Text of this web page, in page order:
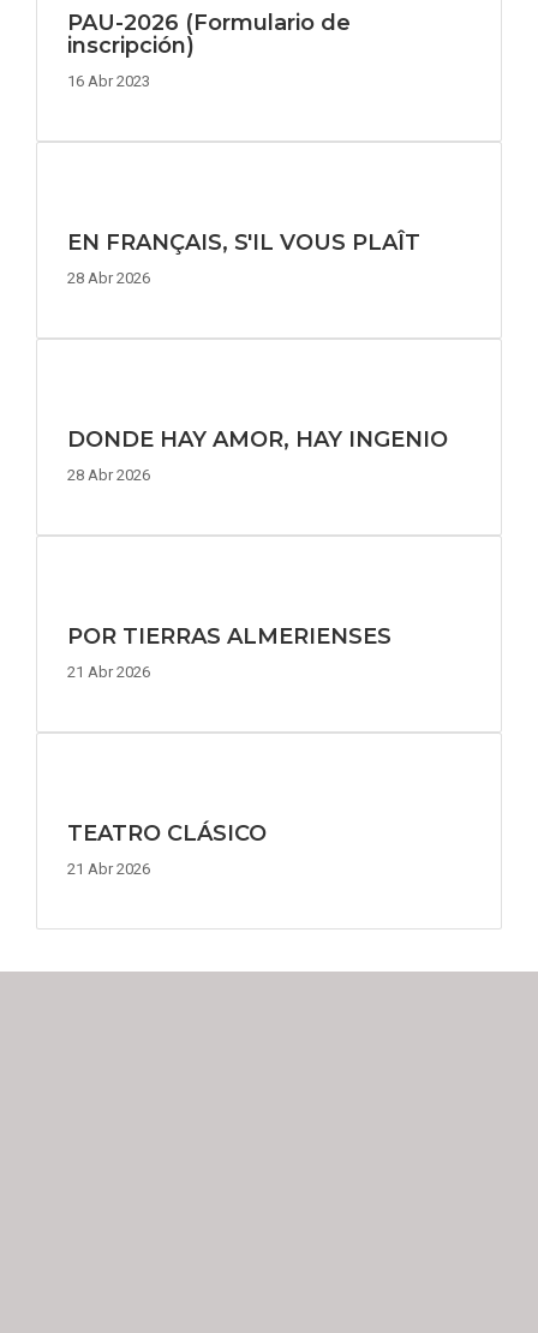
PAU-2026 (Formulario de
inscripción)
16 Abr 2023
EN FRANÇAIS, S'IL VOUS PLAÎT
28 Abr 2026
DONDE HAY AMOR, HAY INGENIO
28 Abr 2026
POR TIERRAS ALMERIENSES
21 Abr 2026
TEATRO CLÁSICO
21 Abr 2026